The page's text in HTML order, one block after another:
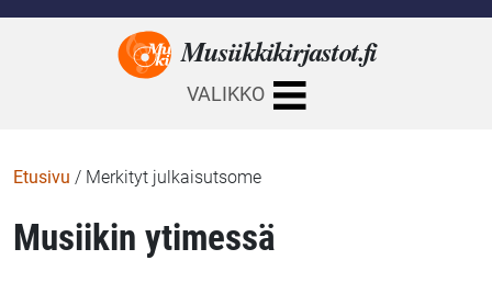
Musiikkikirjastot.fi
VALIKKO
Etusivu / Merkityt julkaisutsome
Musiikin ytimessä